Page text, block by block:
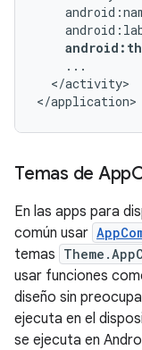
</activity>
</application>
Temas de App
En las apps para
común usar
temas
usar funciones
diseño sin
ejecuta en el
se ejecuta en